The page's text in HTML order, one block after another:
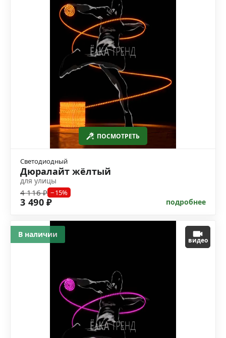
ПОСМОТРЕТЬ
Светодиодный
Дюралайт жёлтый
для улицы
4 116 ₽ −15%
3 490 ₽ подробнее
видео
В наличии